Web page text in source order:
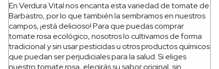
En Verdura Vital nos encanta esta variedad de tomate de
Barbastro, por lo que también la sembramos en nuestros
campos, ¡está delicioso! Para que puedas comprar
tomate rosa ecológico, nosotros lo cultivamos de forma
tradicional y sin usar pesticidas u otros productos químicos
que puedan ser perjudiciales para la salud. Si eliges